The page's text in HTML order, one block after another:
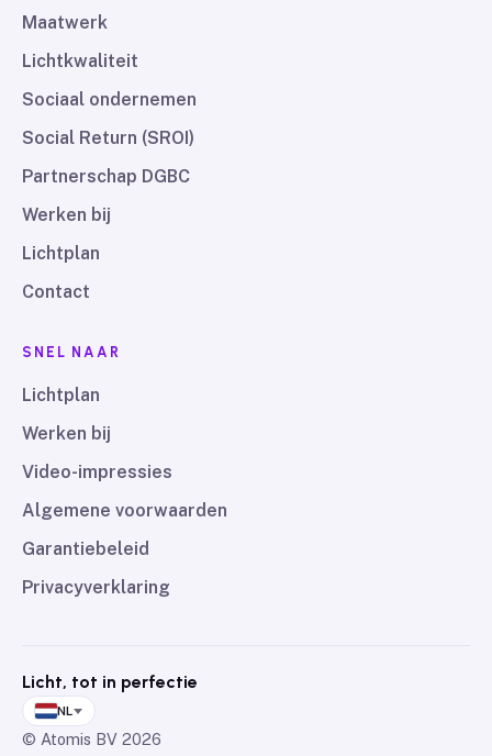
Maatwerk
Lichtkwaliteit
Sociaal ondernemen
Social Return (SROI)
Partnerschap DGBC
Werken bij
Lichtplan
Contact
SNEL NAAR
Lichtplan
Werken bij
Video-impressies
Algemene voorwaarden
Garantiebeleid
Privacyverklaring
Licht, tot in perfectie
NL
© Atomis BV 2026